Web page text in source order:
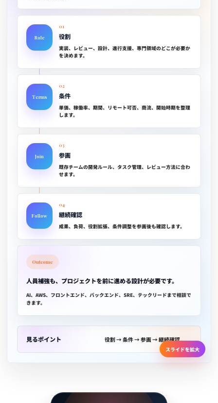
Role
01
役割
実装、レビュー、設計、進行支援、専門領域のどこが必要か
を決めます。
Terms
02
条件
単価、稼働率、期間、リモート可否、商流、開始時期を整理
します。
Join
03
参画
既存チームの開発ルール、タスク管理、レビュー方法に合わ
せます。
Follow
04
継続確認
成果、負荷、役割拡張、条件調整を参画後も確認します。
Outcome
人員補強も、プロジェクトを前に進める設計が必要です。
AI、AWS、フロントエンド、バックエンド、SRE、テックリードまで相談で
きます。
見るポイント 役割 → 条件 → 参画 → 継続確認
スライドを拡大